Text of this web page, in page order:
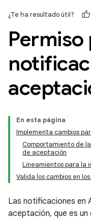
¿Te ha resultado útil?
Permiso
En esta página
Implementa cambios
Comportamiento de
de aceptación
Lineamientos para la
Valida los cambios en
Las notificaciones en
aceptación, que es